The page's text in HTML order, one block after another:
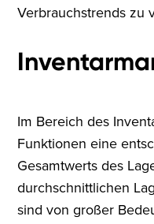
Verbrauchstrends zu
Im Bereich des
Funktionen eine
Gesamtwerts des
durchschnittlichen
sind von großer